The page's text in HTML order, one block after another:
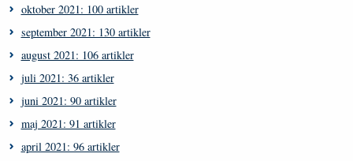
oktober 2021: 100 artikler
september 2021: 130 artikler
august 2021: 106 artikler
juli 2021: 36 artikler
juni 2021: 90 artikler
maj 2021: 91 artikler
april 2021: 96 artikler